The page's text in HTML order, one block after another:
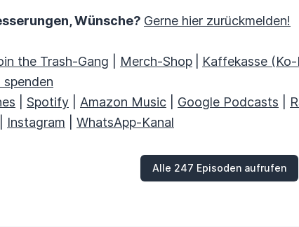
Wünsche? Gerne hier zurückmelden!
the Trash-Gang Merch-Shop Kaffekasse
Spotify Amazon Music Google Podcasts
Instagram WhatsApp-Kanal
Alle 247 Episoden aufrufen